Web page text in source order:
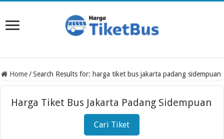
Home / Search Results for: harga tiket bus jakarta padang sidempuan
Harga Tiket Bus Jakarta Padang Sidempuan
Cari Tiket